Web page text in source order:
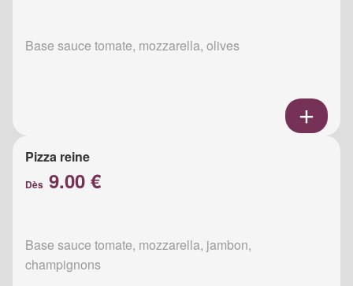
Base sauce tomate, mozzarella, olives
Pizza reine
Dès 9.00 €
Base sauce tomate, mozzarella, jambon,
champignons